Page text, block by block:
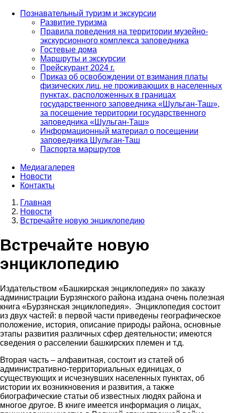
Познавательный туризм и экскурсии
Развитие туризма
Правила поведения на территории музейно-
экскурсионного комплекса заповедника
Гостевые дома
Маршруты и экскурсии
Прейскурант 2024 г.
Приказ об освобождении от взимания платы
физических лиц, не проживающих в населенных
пунктах, расположенных в границах
государственного заповедника «Шульган-Таш»,
за посещение территории государственного
заповедника «Шульган-Таш»
Информационный материал о посещении
заповедника Шульган-Таш
Паспорта маршрутов
Медиагалерея
Новости
Контакты
Строка
навигации
Главная
Новости
Встречайте новую энциклопедию
Встречайте новую
энциклопедию
Издательством «Башкирская энциклопедия» по заказу
администрации Бурзянского района издана очень полезная
книга «Бурзянская энциклопедия». Энциклопедия состоит
из двух частей: в первой части приведены географическое
положение, история, описание природы района, основные
этапы развития различных сфер деятельности; имеются
сведения о расселении башкирских племен и т.д.
Вторая часть – алфавитная, состоит из статей об
административно-территориальных единицах, о
существующих и исчезнувших населенных пунктах, об
истории их возникновения и развития, а также
биографические статьи об известных людях района и
многое другое. В книге имеется информация о лицах,